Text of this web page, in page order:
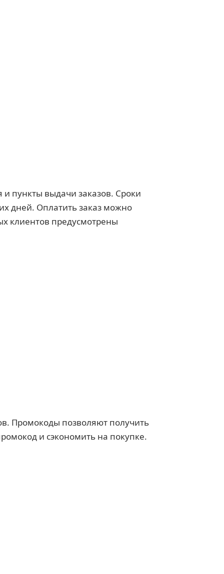
и пункты выдачи заказов. Сроки
дней. Оплатить заказ можно
клиентов предусмотрены
Промокоды позволяют получить
и сэкономить на покупке.